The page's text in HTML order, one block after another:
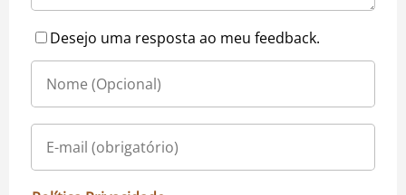
Desejo uma resposta ao meu feedback.